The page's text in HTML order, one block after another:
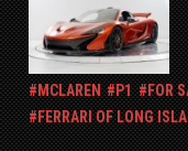
MCLAREN P1 FOR
FERRARI OF LONG